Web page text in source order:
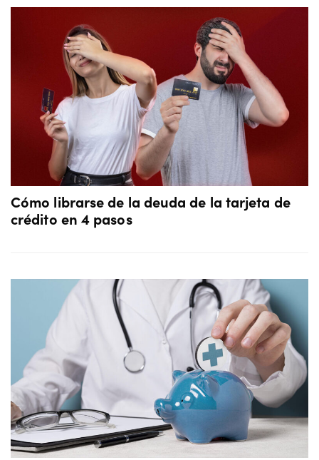
Cómo librarse de la deuda de la tarjeta de
crédito en 4 pasos